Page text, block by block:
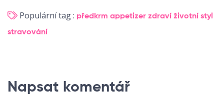
Populární tag : předkrm appetizer zdraví životní styl
stravování
Napsat komentář